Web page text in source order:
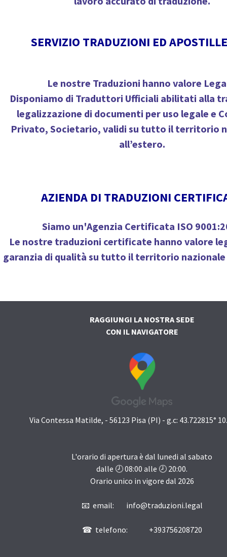
SERVIZIO TRADUZIONI ED
Le nostre Traduzioni hanno valore
Disponiamo di Traduttori Ufficiali abilitati alla
legalizzazione di documenti per uso legale e
Privato, Societario, validi su tutto il territorio
all’estero.
AZIENDA DI TRADUZIONI
Siamo un'Agenzia Certificata ISO
Le nostre traduzioni certificate hanno valore
garanzia di qualità su tutto il territorio nazionale
RAGGIUNGI LA NOSTRA SEDE
CON IL NAVIGATORE
Via Contessa Matilde, - 56123 Pisa (PI) - g.c: 43.722815°
L'orario di apertura è dal lunedi al sabato
dalle 🕗08:00 alle 🕗 20:00.
Orario unico in vigore dal 2026
📧 email: info@traduzioni.legal
☎ telefono: +393756208720